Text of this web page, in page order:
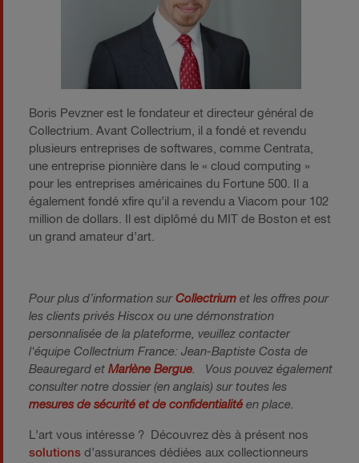
Boris Pevzner est le fondateur et directeur général de
Collectrium. Avant Collectrium, il a fondé et revendu
plusieurs entreprises de softwares, comme Centrata,
une entreprise pionnière dans le « cloud computing »
pour les entreprises américaines du Fortune 500. Il a
également fondé xfire qu’il a revendu a Viacom pour 102
million de dollars. Il est diplômé du MIT de Boston et est
un grand amateur d’art.
Pour plus d’information sur Collectrium et les offres pour
les clients privés Hiscox ou une démonstration
personnalisée de la plateforme, veuillez contacter
l'équipe Collectrium France: Jean-Baptiste Costa de
Beauregard et Marlène Bergue
Vous pouvez également
consulter notre dossier (en anglais) sur toutes les
mesures de sécurité et de confidentialité en place.
L’art vous intéresse ? Découvrez dès à présent nos
solutions d’assurances dédiées aux collectionneurs